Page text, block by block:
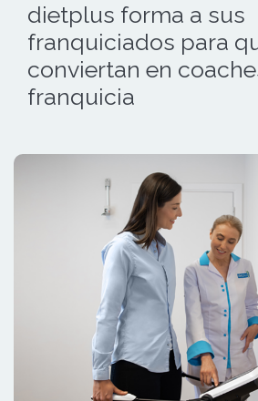
dietplus forma a sus
franquiciados para
conviertan en
franquicia